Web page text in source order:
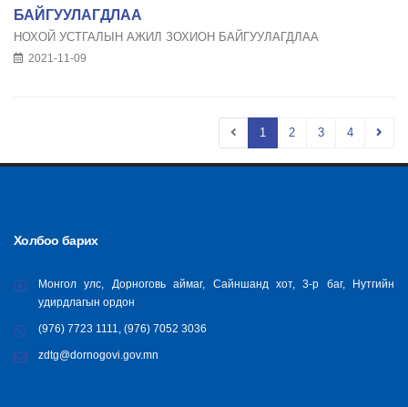
БАЙГУУЛАГДЛАА
НОХОЙ УСТГАЛЫН АЖИЛ ЗОХИОН БАЙГУУЛАГДЛАА
2021-11-09
1 2 3 4
Холбоо барих
Монгол улс, Дорноговь аймаг, Сайншанд хот, 3-р баг, Нутгийн
удирдлагын ордон
(976) 7723 1111, (976) 7052 3036
zdtg@dornogovi.gov.mn